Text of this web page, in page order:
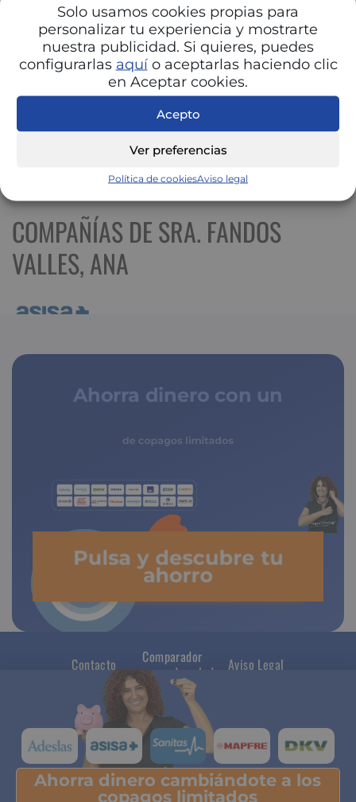
Solo usamos cookies propias para
personalizar tu experiencia y mostrarte
nuestra publicidad. Si quieres, puedes
configurarlas aquío aceptarlas haciendo clic
en Aceptar cookies.
Acepto
Ver preferencias
Política de cookiesAviso legal
COMPAÑÍAS DE SRA. FANDOS
VALLES, ANA
Ahorra dinero con un
de copagos limitados
Pulsa y descubre tu
ahorro
Contacto
Comparador
seguros de salud
Aviso Legal
Ahorra dinero cambiándote a los
copagos limitados
Pulsa y descubre tu ahorro